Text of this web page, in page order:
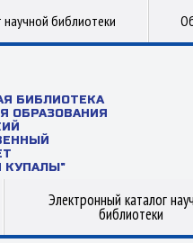
научной библиотеки
БИБЛИОТЕКА
ОБРАЗОВАНИЯ
КУПАЛЫ"
Электронный каталог
библиотеки